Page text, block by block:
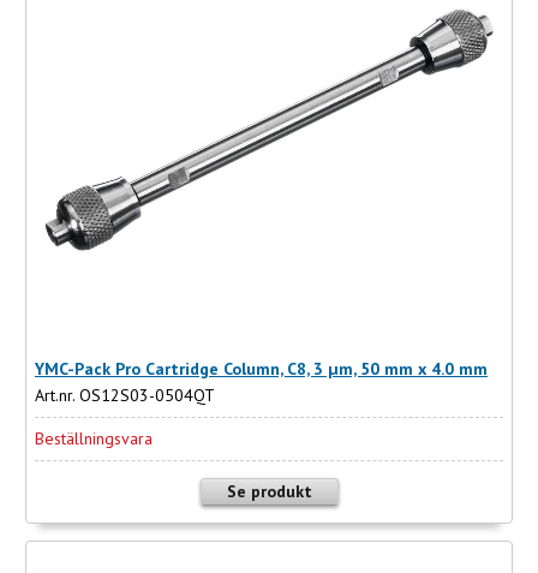
YMC-Pack Pro Cartridge Column, C8, 3 µm, 50 mm x 4.0 mm
Art.nr. OS12S03-0504QT
Beställningsvara
Se produkt